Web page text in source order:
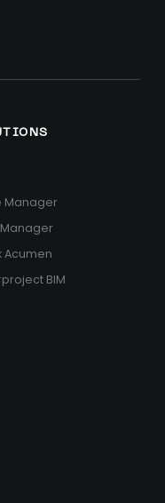
Manager
Acumen
BIM